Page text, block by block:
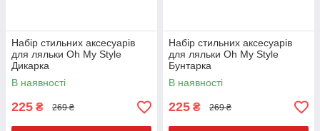
Набір стильних аксесуарів
для ляльки Oh My Style
Дикарка
В наявності
225 ₴ 269 ₴
Набір стильних аксесуарів
для ляльки Oh My Style
Бунтарка
В наявності
225 ₴ 269 ₴